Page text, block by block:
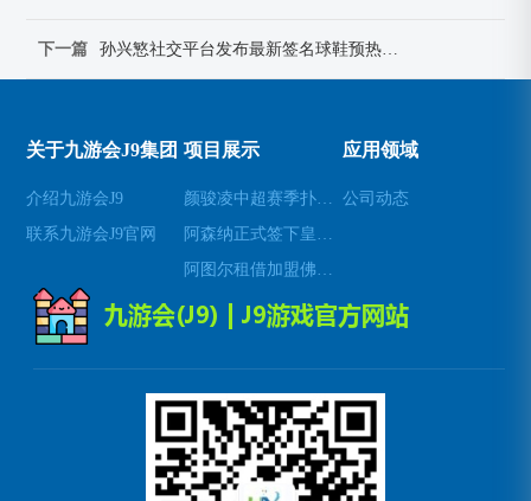
下一篇
关于九游会J9集团
介绍九游会J9
联系九游会J9官网
项目展示 应用领域
公司动态